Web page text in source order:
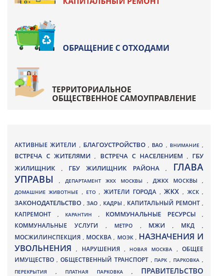
ОБРАЩЕНИЕ С ОТХОДАМИ
ТЕРРИТОРИАЛЬНОЕ
ОБЩЕСТВЕННОЕ САМОУПРАВЛЕНИЕ
АКТИВНЫЕ ЖИТЕЛИ , БЛАГОУСТРОЙСТВО , ВАО , ВНИМАНИЕ ,
ВСТРЕЧА С ЖИТЕЛЯМИ, ВСТРЕЧА С НАСЕЛЕНИЕМ , ГБУ
ЖИЛИЩНИК
, ГБУ ЖИЛИЩНИК РАЙОНА, ГЛАВА
УПРАВЫ, ДЕПАРТАМЕНТ ЖКХ МОСКВЫ ,ДЖКХ МОСКВЫ ,
ДОМАШНИЕ ЖИВОТНЫЕ , ЕТО, ЖИТЕЛИ ГОРОДА , ЖКХ, ЖСК,
ЗАКОНОДАТЕЛЬСТВО , ЗАО , КАДРЫ, КАПИТАЛЬНЫЙ РЕМОНТ ,
КАПРЕМОНТ , КАРАНТИН , КОММУНАЛЬНЫЕ РЕСУРСЫ,
КОММУНАЛЬНЫЕ УСЛУГИ , МЕТРО , МЖИ, МКД ,
МОСЖИЛИНСПЕКЦИЯ, МОСКВА , МОЭК , НАЗНАЧЕНИЯ И
УВОЛЬНЕНИЯ, НАРУШЕНИЯ , НОВАЯ МОСКВА ,ОБЩЕЕ
ИМУЩЕСТВО , ОБЩЕСТВЕННЫЙ ТРАНСПОРТ , ПАРК, ПАРКОВКА ,
ПЕРЕКРЫТИЯ , ПЛАТНАЯ ПАРКОВКА , ПРАВИТЕЛЬСТВО